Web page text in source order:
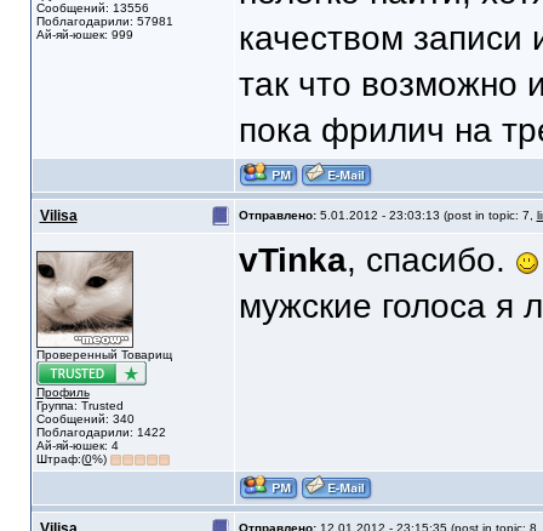
Сообщений: 13556
Поблагодарили: 57981
Ай-яй-юшек: 999
качеством
так что возможно
пока фрилич на
Vilisa Отправлено: 5.01.2012 - 23:03:13 (post in topic: 7,
Проверенный Товарищ
Профиль
Группа: Trusted
Сообщений: 340
Поблагодарили: 1422
Ай-яй-юшек: 4
Штраф:(0%)
vTinka, спасибо.
мужские голоса я
Отправлено: 12.01.2012 - 23:15:35 (post in topic: 8,